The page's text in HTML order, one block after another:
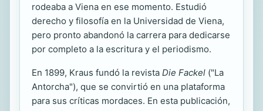
rodeaba a Viena en ese momento. Estudió
derecho y filosofía en la Universidad de Viena,
pero pronto abandonó la carrera para dedicarse
por completo a la escritura y el periodismo.
En 1899, Kraus fundó la revista Die Fackel ("La
Antorcha"), que se convirtió en una plataforma
para sus críticas mordaces. En esta publicación,